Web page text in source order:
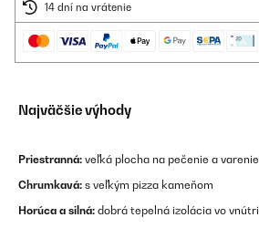
14 dní na vrátenie
Najväčšie výhody
Priestranná: veľká plocha na pečenie a varenie
Chrumkavá: s veľkým pizza kameňom
Horúca a silná: dobrá tepelná izolácia vo vnútri